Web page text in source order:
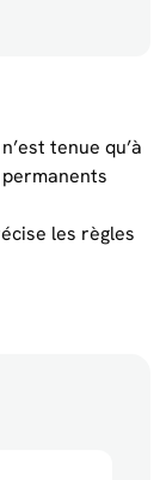
tenue qu’à
permanents
les règles